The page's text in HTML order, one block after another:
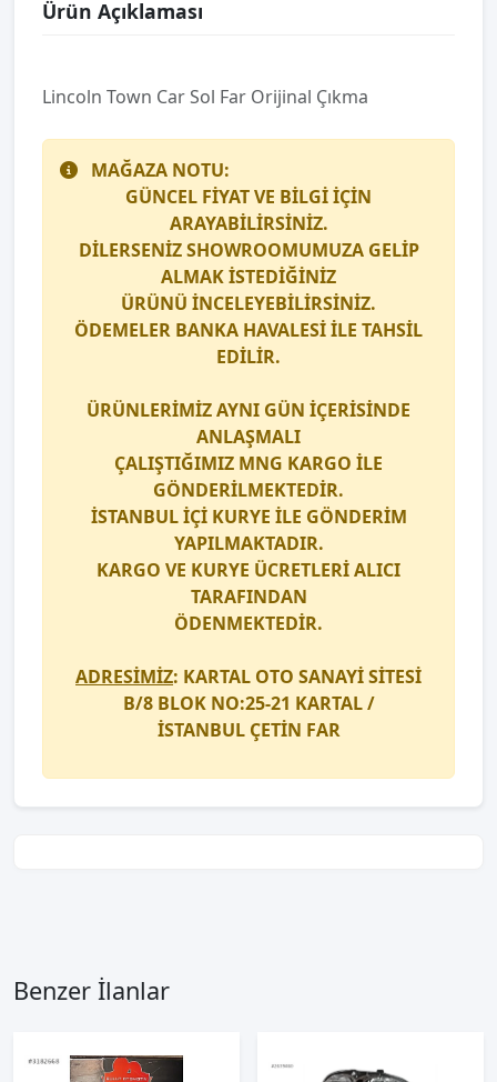
Ürün Açıklaması
Lincoln Town Car Sol Far Orijinal Çıkma
MAĞAZA NOTU:
GÜNCEL FİYAT VE BİLGİ İÇİN
ARAYABİLİRSİNİZ.
DİLERSENİZ SHOWROOMUMUZA GELİP
ALMAK İSTEDİĞİNİZ
ÜRÜNÜ İNCELEYEBİLİRSİNİZ.
ÖDEMELER BANKA HAVALESİ İLE TAHSİL
EDİLİR.
ÜRÜNLERİMİZ AYNI GÜN İÇERİSİNDE
ANLAŞMALI
ÇALIŞTIĞIMIZ MNG KARGO İLE
GÖNDERİLMEKTEDİR.
İSTANBUL İÇİ KURYE İLE GÖNDERİM
YAPILMAKTADIR.
KARGO VE KURYE ÜCRETLERİ ALICI
TARAFINDAN
ÖDENMEKTEDİR.
ADRESİMİZ: KARTAL OTO SANAYİ SİTESİ
B/8 BLOK NO:25-21 KARTAL /
İSTANBUL ÇETİN FAR
Benzer İlanlar